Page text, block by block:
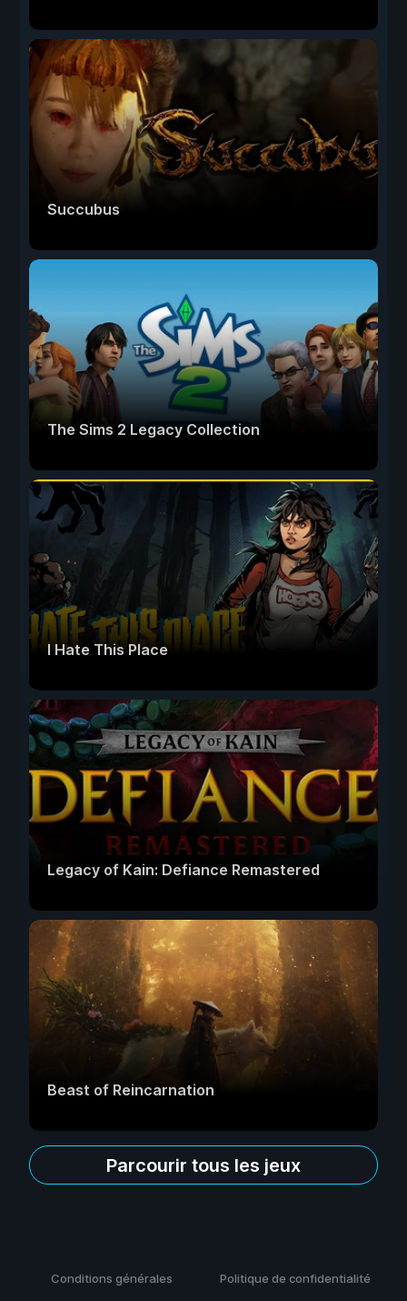
Succubus
The Sims 2 Legacy Collection
I Hate This Place
Legacy of Kain: Defiance Remastered
Beast of Reincarnation
Parcourir tous les jeux
Conditions générales Politique de confidentialité